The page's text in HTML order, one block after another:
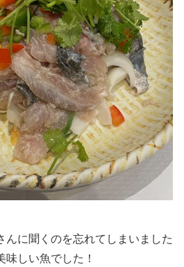
んに聞くのを忘れてしまいました
しい魚でした！